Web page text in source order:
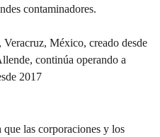
contaminadores.
las corporaciones y los